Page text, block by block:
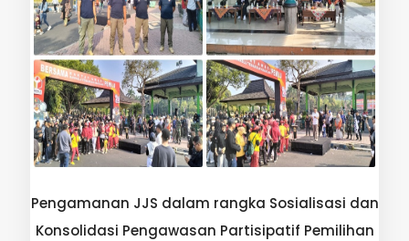
Pengamanan JJS dalam rangka Sosialisasi dan
Konsolidasi Pengawasan Partisipatif Pemilihan